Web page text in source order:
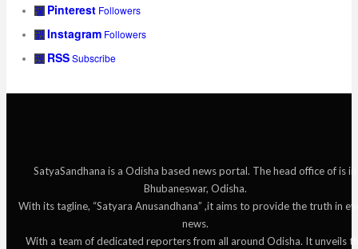
Pinterest Followers
Instagram Followers
RSSSubscribe
SatyaSandhana is a Odisha based news portal. The head office of is in
Bhubaneswar, Odisha.
With its tagline, “Satyara Anusandhana” ,it aims to provide the truth in
news.
With a team of dedicated reporters from all around Odisha. It unveils